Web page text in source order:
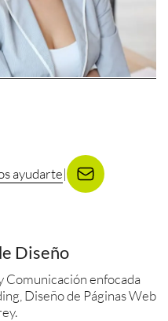
ayudarte|
Diseño
Comunicación enfocada
Diseño de Páginas Web